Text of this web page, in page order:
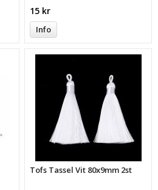
15 kr
Info
Tofs Tassel Vit 80x9mm 2st